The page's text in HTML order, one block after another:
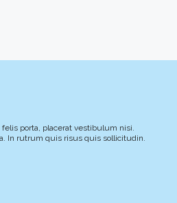
porta, placerat vestibulum nisi.
In rutrum quis risus quis sollicitudin.